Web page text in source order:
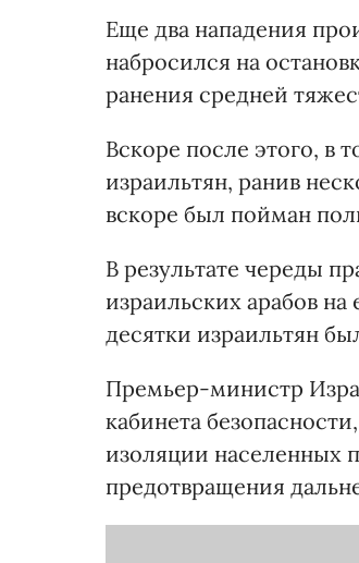
Еще два нападения
набросился на
ранения средней
Вскоре после этого, в
израильтян, ранив
вскоре был пойман
В результате череды
израильских арабов
десятки израильтян
Премьер-министр
кабинета
изоляции населенных
предотвращения